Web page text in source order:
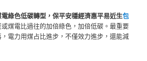
綠色低碳轉型，保平安穩經濟惠平易近生包
煤電比過往的加倍綠色，加倍低碳。最重要
電力用煤占比進步，不僅效力進步，還能減